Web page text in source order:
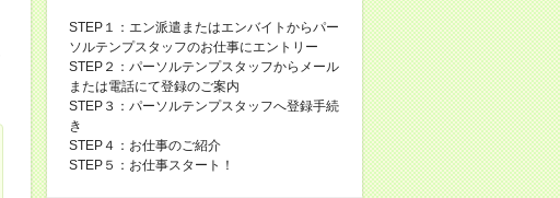
STEP１：エン派遣またはエンバイトからパー
ソルテンプスタッフのお仕事にエントリー
STEP２：パーソルテンプスタッフからメール
または電話にて登録のご案内
STEP３：パーソルテンプスタッフへ登録手続
き
STEP４：お仕事のご紹介
STEP５：お仕事スタート！